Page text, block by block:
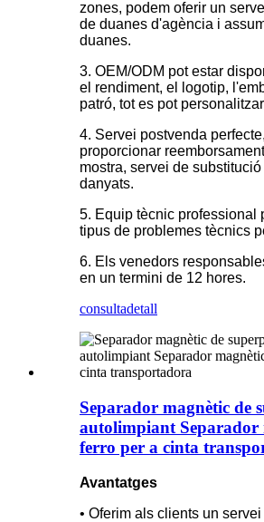
zones, podem oferir un
de duanes d'agència i
duanes.
3. OEM/ODM pot estar
el rendiment, el logotip,
patró, tot es pot
4. Servei postvenda
proporcionar
mostra, servei de
danyats.
5. Equip tècnic professional
tipus de problemes tècnics
6. Els venedors
en un termini de 12 hores.
consultadetall
Separador magnètic de
autolimpiant Separador
ferro per a cinta
Avantatges
• Oferim als clients un